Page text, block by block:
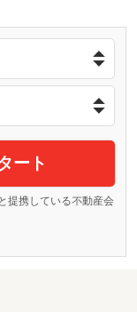
ート
提携している不動産会